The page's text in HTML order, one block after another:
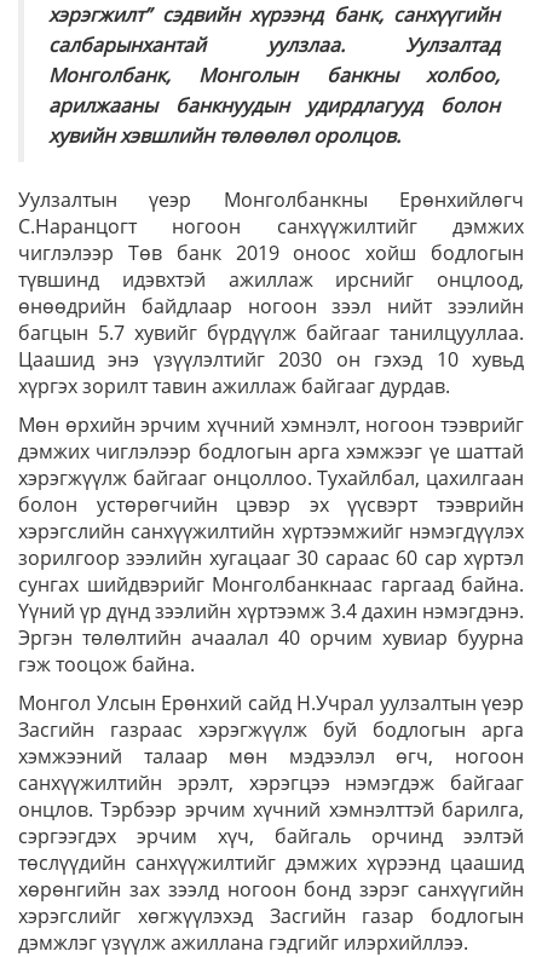
хэрэгжилт” сэдвийн хүрээнд банк, санхүүгийн
салбарынхантай уулзлаа. Уулзалтад
Монголбанк, Монголын банкны холбоо,
арилжааны банкнуудын удирдлагууд болон
хувийн хэвшлийн төлөөлөл оролцов.
Уулзалтын үеэр Монголбанкны Ерөнхийлөгч
С.Наранцогт ногоон санхүүжилтийг дэмжих
чиглэлээр Төв банк 2019 оноос хойш бодлогын
түвшинд идэвхтэй ажиллаж ирснийг онцлоод,
өнөөдрийн байдлаар ногоон зээл нийт зээлийн
багцын 5.7 хувийг бүрдүүлж байгааг танилцууллаа.
Цаашид энэ үзүүлэлтийг 2030 он гэхэд 10 хувьд
хүргэх зорилт тавин ажиллаж байгааг дурдав.
Мөн өрхийн эрчим хүчний хэмнэлт, ногоон тээврийг
дэмжих чиглэлээр бодлогын арга хэмжээг үе шаттай
хэрэгжүүлж байгааг онцоллоо. Тухайлбал, цахилгаан
болон устөрөгчийн цэвэр эх үүсвэрт тээврийн
хэрэгслийн санхүүжилтийн хүртээмжийг нэмэгдүүлэх
зорилгоор зээлийн хугацааг 30 сараас 60 сар хүртэл
сунгах шийдвэрийг Монголбанкнаас гаргаад байна.
Үүний үр дүнд зээлийн хүртээмж 3.4 дахин нэмэгдэнэ.
Эргэн төлөлтийн ачаалал 40 орчим хувиар буурна
гэж тооцож байна.
Монгол Улсын Ерөнхий сайд Н.Учрал уулзалтын үеэр
Засгийн газраас хэрэгжүүлж буй бодлогын арга
хэмжээний талаар мөн мэдээлэл өгч, ногоон
санхүүжилтийн эрэлт, хэрэгцээ нэмэгдэж байгааг
онцлов. Тэрбээр эрчим хүчний хэмнэлттэй барилга,
сэргээгдэх эрчим хүч, байгаль орчинд ээлтэй
төслүүдийн санхүүжилтийг дэмжих хүрээнд цаашид
хөрөнгийн зах зээлд ногоон бонд зэрэг санхүүгийн
хэрэгслийг хөгжүүлэхэд Засгийн газар бодлогын
дэмжлэг үзүүлж ажиллана гэдгийг илэрхийллээ.